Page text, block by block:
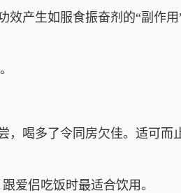
产生如服食振奋剂的“副作用
喝多了令同房欠佳。适可而
爱侣吃饭时最适合饮用。